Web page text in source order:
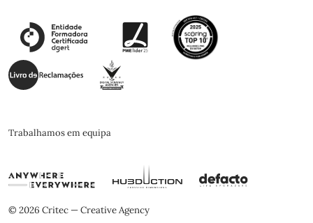
Trabalhamos em equipa
© 2026 Critec — Creative Agency